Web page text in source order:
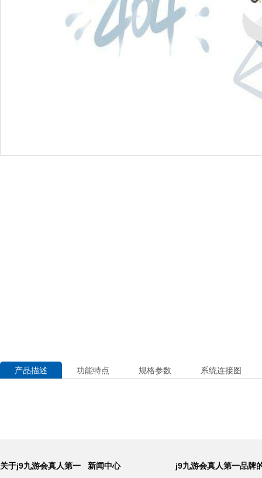
产品描述 功能特点 规格参数 系统连接图
关于j9九游会真人第一
新闻中心
j9九游会真人第一品牌